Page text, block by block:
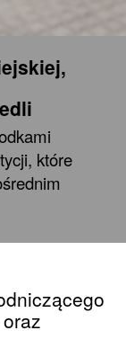
które